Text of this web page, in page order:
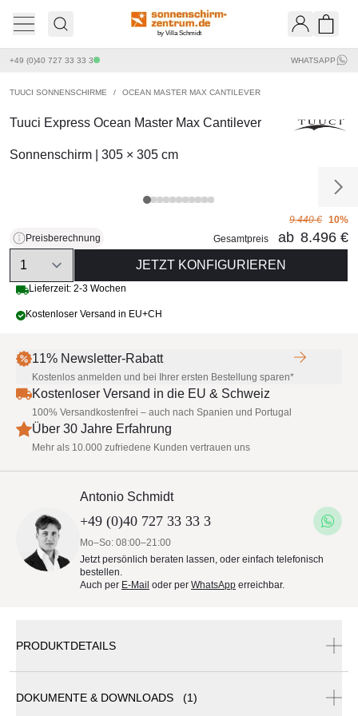
by Villa Schmidt
+49 (0)40 727 33 33 3 WHATSAPP
TUUCI SONNENSCHIRME / OCEAN MASTER MAX CANTILEVER
Tuuci Express Ocean Master Max Cantilever
Sonnenschirm | 305 × 305 cm
Preisberechnung
9.440 € 10%
Gesamtpreis
ab 8.496 €
Quantity
JETZT KONFIGURIEREN
Lieferzeit: 2-3 Wochen
Kostenloser Versand in EU+CH
11% Newsletter-Rabatt
Kostenlos anmelden und bei Ihrer ersten Bestellung sparen*
Kostenloser Versand in die EU & Schweiz
100% Versandkostenfrei – auch nach Spanien und Portugal
Über 30 Jahre Erfahrung
Mehr als 10.000 zufriedene Kunden vertrauen uns
Antonio Schmidt
+49 (0)40 727 33 33 3
Mo–So: 08:00–21:00
Jetzt persönlich beraten lassen, oder einfach telefonisch
bestellen.
Auch per E-Mail oder per WhatsApp erreichbar.
PRODUKTDETAILS
DOKUMENTE & DOWNLOADS (1)